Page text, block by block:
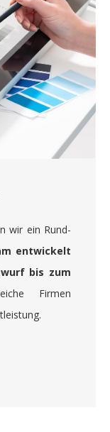
wir ein Rund-
entwickelt
bis zum
Firmen